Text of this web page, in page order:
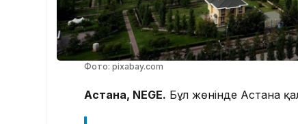
Фото: pixabay.com
Астана, NEGE. Бұл жөнінде Астана